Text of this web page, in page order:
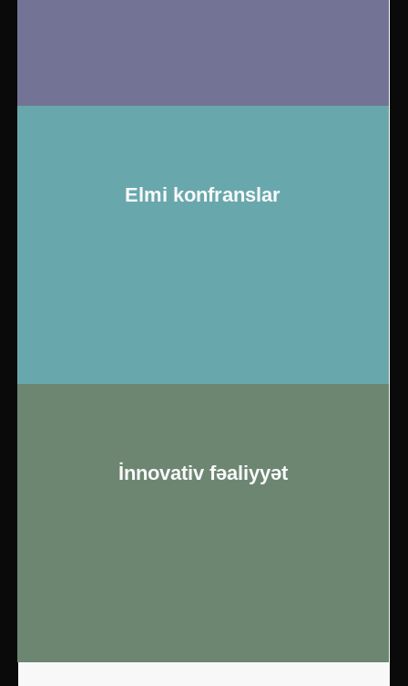
Elmi konfranslar
İnnovativ fəaliyyət